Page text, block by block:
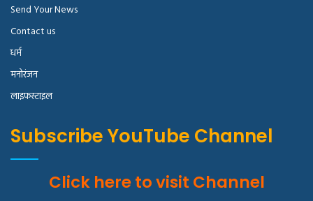
Send Your News
Contact us
धर्म
मनोरंजन
लाइफस्टाइल
Subscribe YouTube Channel
Click here to visit Channel